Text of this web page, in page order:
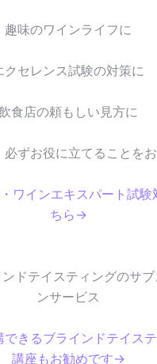
趣味のワインライフに
クセレンス試験の対策に
食店の頼もしい見方に
ずお役に立てることをお
ワインエキスパート試験
ちら→
ドテイスティングのサブ
ンサービス
きるブラインドテイス
講座もお勧めです→